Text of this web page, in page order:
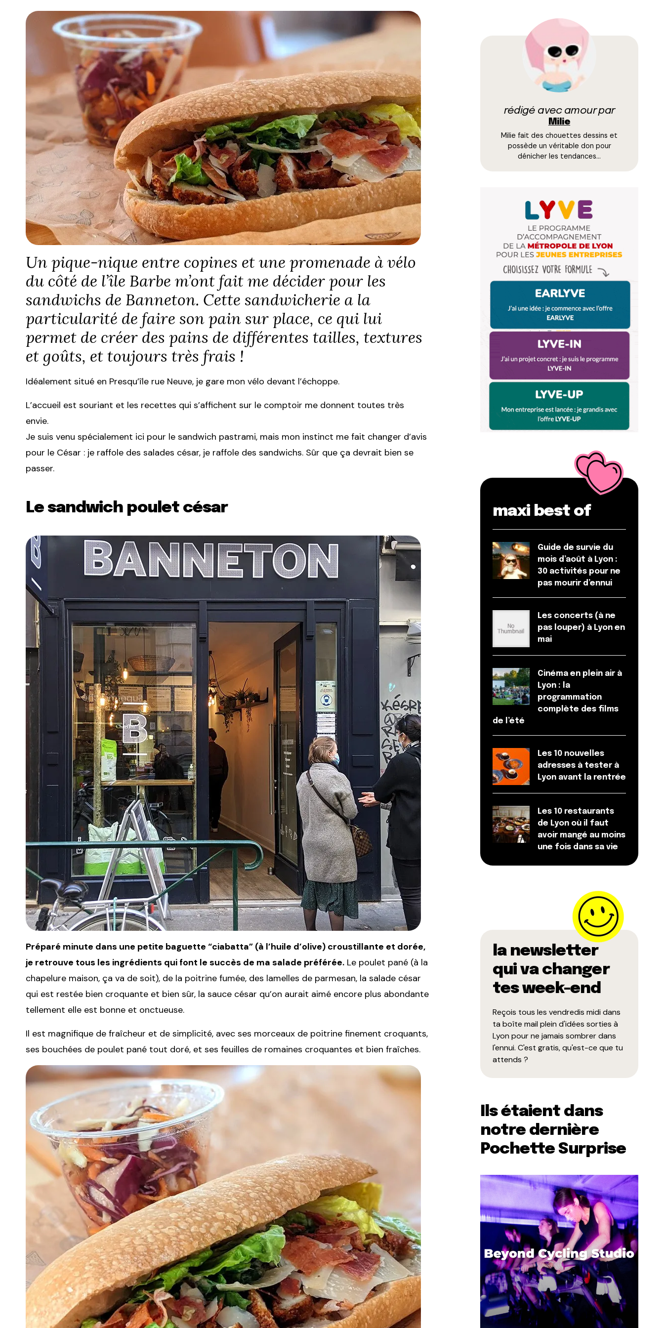
Un pique-nique entre copines et une promenade à vélo
du côté de l’île Barbe m’ont fait me décider pour les
sandwichs de Banneton. Cette sandwicherie a la
particularité de faire son pain sur place, ce qui lui
permet de créer des pains de différentes tailles, textures
et goûts, et toujours très frais !
Idéalement situé en Presqu’île rue Neuve, je gare mon vélo devant l’échoppe.
L’accueil est souriant et les recettes qui s’affichent sur le comptoir me donnent toutes très
envie.
Je suis venu spécialement ici pour le sandwich pastrami, mais mon instinct me fait changer d’avis
pour le César : je raffole des salades césar, je raffole des sandwichs. Sûr que ça devrait bien se
passer.
Le sandwich poulet césar
Préparé minute dans une petite baguette “ciabatta” (à l’huile d’olive) croustillante et dorée,
je retrouve tous les ingrédients qui font le succès de ma salade préférée. Le poulet pané (à la
chapelure maison, ça va de soit), de la poitrine fumée, des lamelles de parmesan, la salade césar
qui est restée bien croquante et bien sûr, la sauce césar qu’on aurait aimé encore plus abondante
tellement elle est bonne et onctueuse.
Il est magnifique de fraîcheur et de simplicité, avec ses morceaux de poitrine finement croquants,
ses bouchées de poulet pané tout doré, et ses feuilles de romaines croquantes et bien fraîches.
rédigé avec amour par
Milie
Milie fait des chouettes dessins et
possède un véritable don pour
dénicher les tendances…
maxi best of
Guide de survie du
mois d’août à Lyon :
30 activités pour ne
pas mourir d’ennui
Les concerts (à ne
pas louper) à Lyon en
mai
Cinéma en plein air à
Lyon : la
programmation
complète des films
de l’été
Les 10 nouvelles
adresses à tester à
Lyon avant la rentrée
Les 10 restaurants
de Lyon où il faut
avoir mangé au moins
une fois dans sa vie
la newsletter
qui va changer
tes week-end
Reçois tous les vendredis midi dans
ta boîte mail plein d'idées sorties à
Lyon pour ne jamais sombrer dans
l'ennui. C'est gratis, qu'est-ce que tu
attends ?
Ils étaient dans
notre dernière
Pochette Surprise